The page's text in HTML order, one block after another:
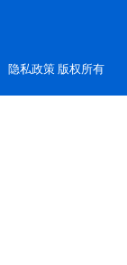
隐私政策版权所有